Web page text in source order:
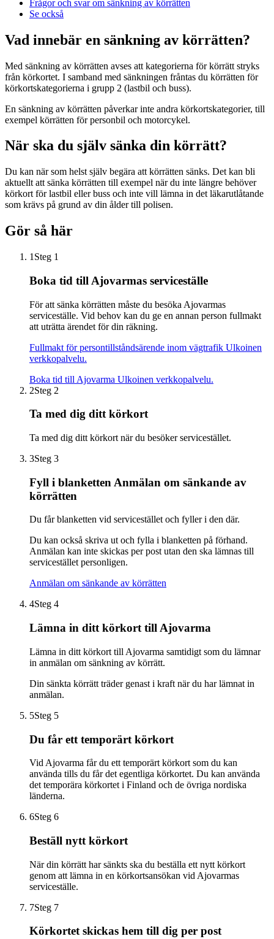
Frågor och svar om sänkning av körrätten
Se också
Vad innebär en sänkning av körrätten?
Med sänkning av körrätten avses att kategorierna för körrätt stryks
från körkortet. I samband med sänkningen fråntas du körrätten för
körkortskategorierna i grupp 2 (lastbil och buss).
En sänkning av körrätten påverkar inte andra körkortskategorier, till
exempel körrätten för personbil och motorcykel.
När ska du själv sänka din körrätt?
Du kan när som helst själv begära att körrätten sänks. Det kan bli
aktuellt att sänka körrätten till exempel när du inte längre behöver
körkort för lastbil eller buss och inte vill lämna in det läkarutlåtande
som krävs på grund av din ålder till polisen.
Gör så här
1 Steg 1
Boka tid till Ajovarmas serviceställe
För att sänka körrätten måste du besöka Ajovarmas
serviceställe. Vid behov kan du ge en annan person fullmakt
att uträtta ärendet för din räkning.
Fullmakt för persontillståndsärende inom vägtrafik Ulkoinen
verkkopalvelu.
Boka tid till Ajovarma Ulkoinen verkkopalvelu.
2Steg 2
Ta med dig ditt körkort
Ta med dig ditt körkort när du besöker servicestället.
3Steg 3
Fyll i blanketten Anmälan om sänkande av
körrätten
Du får blanketten vid servicestället och fyller i den där.
Du kan också skriva ut och fylla i blanketten på förhand.
Anmälan kan inte skickas per post utan den ska lämnas till
servicestället personligen.
Anmälan om sänkande av körrätten
4Steg 4
Lämna in ditt körkort till Ajovarma
Lämna in ditt körkort till Ajovarma samtidigt som du lämnar
in anmälan om sänkning av körrätt.
Din sänkta körrätt träder genast i kraft när du har lämnat in
anmälan.
5Steg 5
Du får ett temporärt körkort
Vid Ajovarma får du ett temporärt körkort som du kan
använda tills du får det egentliga körkortet. Du kan använda
det temporära körkortet i Finland och de övriga nordiska
länderna.
6Steg 6
Beställ nytt körkort
När din körrätt har sänkts ska du beställa ett nytt körkort
genom att lämna in en körkortsansökan vid Ajovarmas
serviceställe.
7Steg 7
Körkortet skickas hem till dig per post